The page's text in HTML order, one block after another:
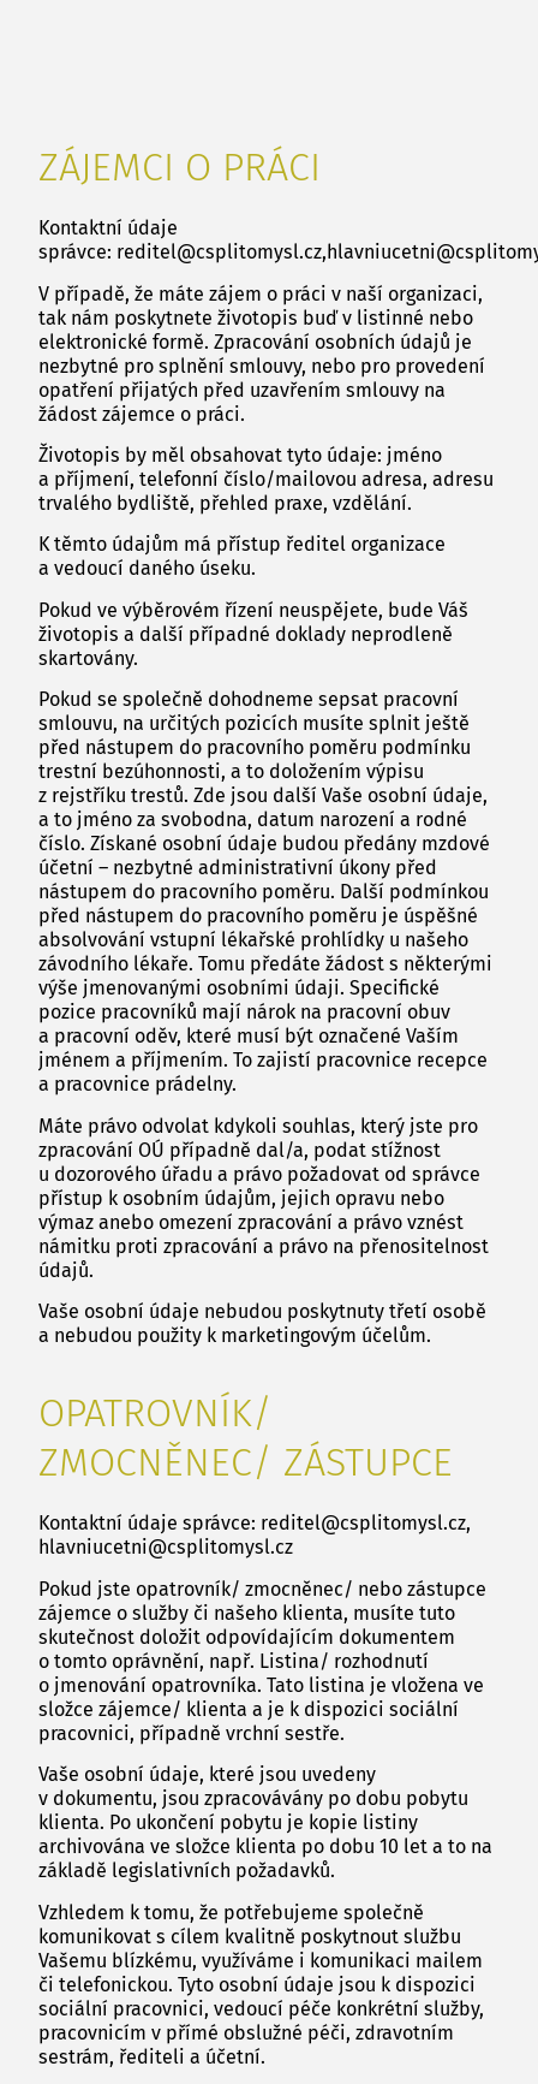
ZÁJEMCI O PRÁCI
Kontaktní údaje
správce: reditel@csplitomysl.cz,
V případě, že máte zájem o práci v naší organizaci,
tak nám poskytnete životopis buď v listinné nebo
elektronické formě. Zpracování osobních údajů je
nezbytné pro splnění smlouvy, nebo pro provedení
opatření přijatých před uzavřením smlouvy na
žádost zájemce o práci.
Životopis by měl obsahovat tyto údaje: jméno
a příjmení, telefonní číslo/mailovou adresa, adresu
trvalého bydliště, přehled praxe, vzdělání.
K těmto údajům má přístup ředitel organizace
a vedoucí daného úseku.
Pokud ve výběrovém řízení neuspějete, bude Váš
životopis a další případné doklady neprodleně
skartovány.
Pokud se společně dohodneme sepsat pracovní
smlouvu, na určitých pozicích musíte splnit ještě
před nástupem do pracovního poměru podmínku
trestní bezúhonnosti, a to doložením výpisu
z rejstříku trestů. Zde jsou další Vaše osobní údaje,
a to jméno za svobodna, datum narození a rodné
číslo. Získané osobní údaje budou předány mzdové
účetní – nezbytné administrativní úkony před
nástupem do pracovního poměru. Další podmínkou
před nástupem do pracovního poměru je úspěšné
absolvování vstupní lékařské prohlídky u našeho
závodního lékaře. Tomu předáte žádost s některými
výše jmenovanými osobními údaji. Specifické
pozice pracovníků mají nárok na pracovní obuv
a pracovní oděv, které musí být označené Vaším
jménem a příjmením. To zajistí pracovnice recepce
a pracovnice prádelny.
Máte právo odvolat kdykoli souhlas, který jste pro
zpracování OÚ případně dal/a, podat stížnost
u dozorového úřadu a právo požadovat od správce
přístup k osobním údajům, jejich opravu nebo
výmaz anebo omezení zpracování a právo vznést
námitku proti zpracování a právo na přenositelnost
údajů.
Vaše osobní údaje nebudou poskytnuty třetí osobě
a nebudou použity k marketingovým účelům.
OPATROVNÍK/
ZMOCNĚNEC/ ZÁSTUPCE
Kontaktní údaje správce: reditel@csplitomysl.cz,
hlavniucetni@csplitomysl.cz
Pokud jste opatrovník/ zmocněnec/ nebo zástupce
zájemce o služby či našeho klienta, musíte tuto
skutečnost doložit odpovídajícím dokumentem
o tomto oprávnění, např. Listina/ rozhodnutí
o jmenování opatrovníka. Tato listina je vložena ve
složce zájemce/ klienta a je k dispozici sociální
pracovnici, případně vrchní sestře.
Vaše osobní údaje, které jsou uvedeny
v dokumentu, jsou zpracovávány po dobu pobytu
klienta. Po ukončení pobytu je kopie listiny
archivována ve složce klienta po dobu 10 let a to na
základě legislativních požadavků.
Vzhledem k tomu, že potřebujeme společně
komunikovat s cílem kvalitně poskytnout službu
Vašemu blízkému, využíváme i komunikaci mailem
či telefonickou. Tyto osobní údaje jsou k dispozici
sociální pracovnici, vedoucí péče konkrétní služby,
pracovnicím v přímé obslužné péči, zdravotním
sestrám, řediteli a účetní.